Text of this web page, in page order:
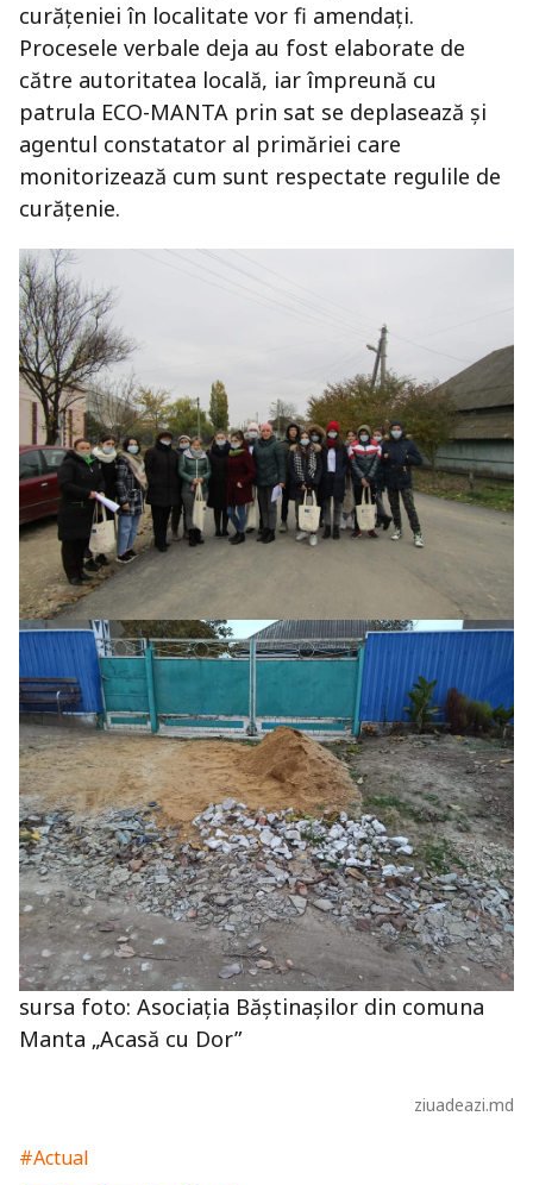
curățeniei în localitate vor fi amendați.
Procesele verbale deja au fost elaborate de
către autoritatea locală, iar împreună cu
patrula ECO-MANTA prin sat se deplasează și
agentul constatator al primăriei care
monitorizează cum sunt respectate regulile de
curățenie.
sursa foto: Asociația Băștinașilor din comuna
Manta „Acasă cu Dor”
ziuadeazi.md
#Actual